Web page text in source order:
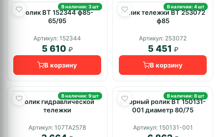
В наличии: 3 шт
Ролик BT 152344 ф85-
65/95
Артикул: 152344
5 610 ₽
В корзину
В наличии: 4 шт
Ролик тележки BT 253072
ф85
Артикул: 253072
5 451 ₽
В корзину
В наличии: 9 шт
Ролик гидравлической
тележки
Артикул: 107TA2578
В наличии: 8 шт
Опорный ролик BT 150131-
001 диаметр 80/75
Артикул: 150131-001